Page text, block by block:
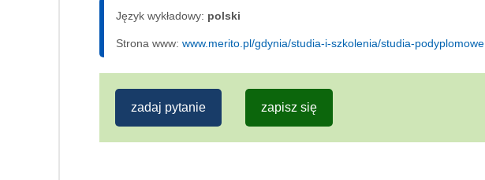
Język wykładowy: polski
Strona www: www.merito.pl/gdynia/studia-i-szkolenia/studia-podyplomowe
zadaj pytanie zapisz się